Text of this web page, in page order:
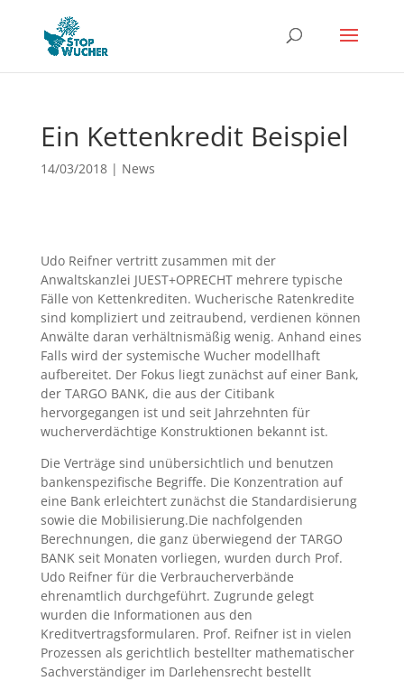
Ein Kettenkredit Beispiel
14/03/2018| News
Udo Reifner vertritt zusammen mit der
Anwaltskanzlei JUEST+OPRECHT mehrere typische
Fälle von Kettenkrediten. Wucherische Ratenkredite
sind kompliziert und zeitraubend, verdienen können
Anwälte daran verhältnismäßig wenig. Anhand eines
Falls wird der systemische Wucher modellhaft
aufbereitet. Der Fokus liegt zunächst auf einer Bank,
der TARGO BANK, die aus der Citibank
hervorgegangen ist und seit Jahrzehnten für
wucherverdächtige Konstruktionen bekannt ist.
Die Verträge sind unübersichtlich und benutzen
bankenspezifische Begriffe. Die Konzentration auf
eine Bank erleichtert zunächst die Standardisierung
sowie die Mobilisierung.Die nachfolgenden
Berechnungen, die ganz überwiegend der TARGO
BANK seit Monaten vorliegen, wurden durch Prof.
Udo Reifner für die Verbraucherverbände
ehrenamtlich durchgeführt. Zugrunde gelegt
wurden die Informationen aus den
Kreditvertragsformularen. Prof. Reifner ist in vielen
Prozessen als gerichtlich bestellter mathematischer
Sachverständiger im Darlehensrecht bestellt